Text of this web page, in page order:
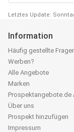
Letztes Update:
Information
Häufig gestellte
Werben?
Alle Angebote
Marken
Prospektangebote.de
Über uns
Prospekt hinzufügen
Impressum